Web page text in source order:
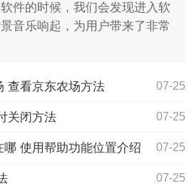
件的时候，我们会发现进入软
音乐响起，为用户带来了非常
查看京东农场方法 07-25
关闭方法 07-25
使用帮助功能位置介绍 07-25
07-25